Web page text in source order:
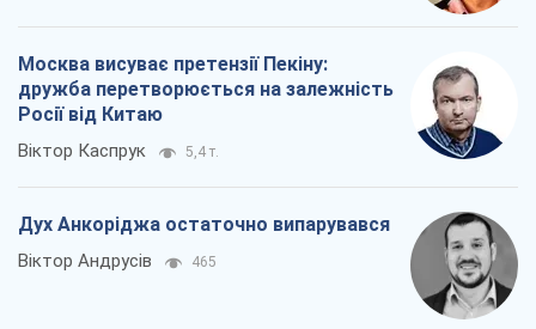
Москва висуває претензії Пекіну:
дружба перетворюється на залежність
Росії від Китаю
Віктор Каспрук 5,4 т.
Дух Анкоріджа остаточно випарувався
Віктор Андрусів 465